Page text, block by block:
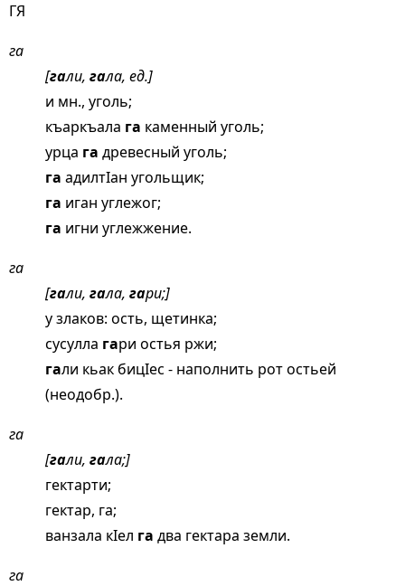
ГЯ
га
[гали, гала, ед.]
и мн., уголь;
къаркъала га каменный уголь;
урца га древесный уголь;
га адилтIан угольщик;
га иган углежог;
га игни углежжение.
га
[гали, гала, гари;]
у злаков: ость, щетинка;
сусулла гари остья ржи;
гали кьак бицIес - наполнить рот остьей
(неодобр.).
га
[гали, гала;]
гектарти;
гектар, га;
ванзала кIел га два гектара земли.
га